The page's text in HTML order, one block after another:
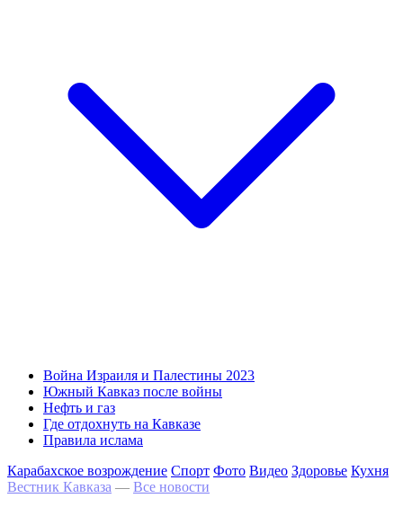
Война Израиля и Палестины 2023
Южный Кавказ после войны
Нефть и газ
Где отдохнуть на Кавказе
Правила ислама
Карабахское возрождение Спорт Фото Видео Здоровье Кухня
Вестник Кавказа — Все новости